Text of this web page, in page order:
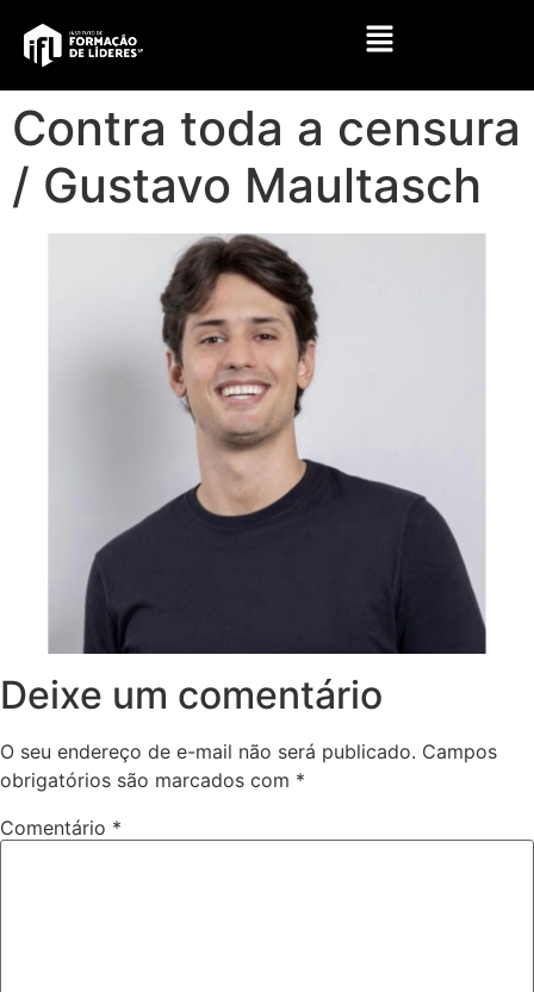
Contra toda a censura
/ Gustavo Maultasch
Deixe um comentário
O seu endereço de e-mail não será publicado. Campos
obrigatórios são marcados com *
Comentário *